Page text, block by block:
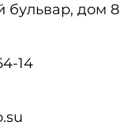
бульвар, дом 8
14